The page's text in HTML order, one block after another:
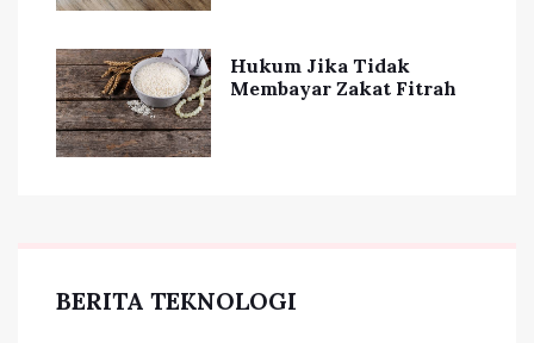
Hukum Jika Tidak
Membayar Zakat Fitrah
BERITA TEKNOLOGI